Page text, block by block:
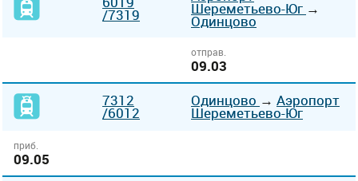
/7319 Шереметьево-Юг →
Одинцово
отправ.
09.03
7312
/6012
Одинцово → Аэропорт
Шереметьево-Юг
приб.
09.05